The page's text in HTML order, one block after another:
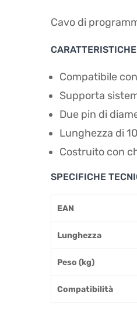
Cavo di
Compatibile
Supporta
Due pin di
Lunghezza di
Costruito con
SPECIFICHE
EAN
Lunghezza
Peso (kg)
Compatibilità